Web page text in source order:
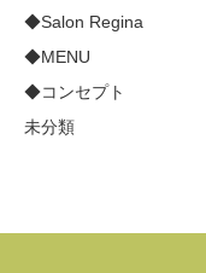
◆Salon Regina
◆MENU
◆コンセプト
未分類